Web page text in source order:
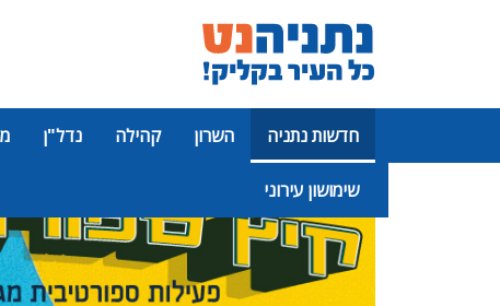
חדשות נתניה השרון קהילה נדל"ן
שימושון עירוני
פרסומת